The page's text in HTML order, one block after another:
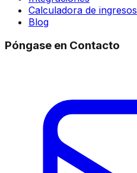
Calculadora de ingresos
Blog
Póngase en Contacto